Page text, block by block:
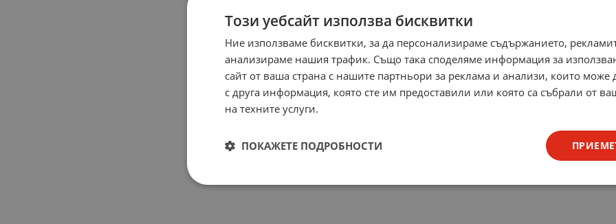
Този уебсайт използва бисквитки
Ние използваме бисквитки, за да персонализираме съдържанието,
анализираме нашия трафик. Също така споделяме информация за
сайт от ваша страна с нашите партньори за реклама и анализи, които може
с друга информация, която сте им предоставили или която са събрали от
на техните услуги.
ПОКАЖЕТЕ ПОДРОБНОСТИ